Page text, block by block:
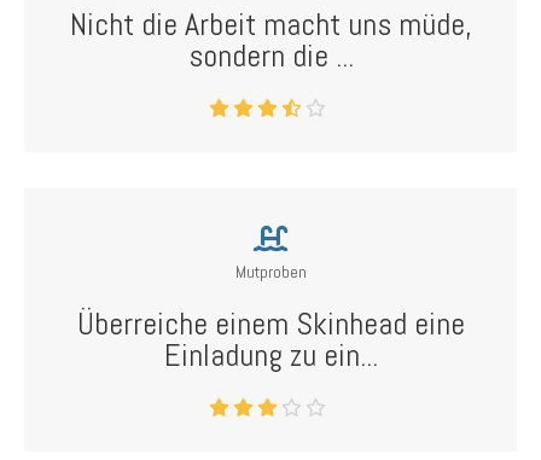
Nicht die Arbeit macht uns müde,
sondern die ...
Mutproben
Überreiche einem Skinhead eine
Einladung zu ein...